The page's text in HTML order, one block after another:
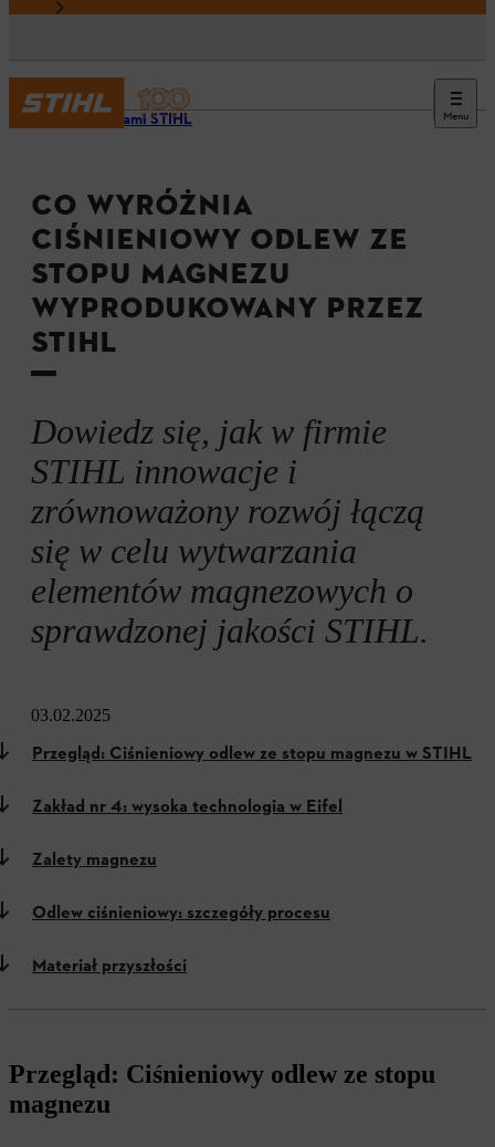
Menu
Za kulisami STIHL
CO WYRÓŻNIA
CIŚNIENIOWY ODLEW ZE
STOPU MAGNEZU
WYPRODUKOWANY PRZEZ
STIHL
Dowiedz się, jak w firmie
STIHL innowacje i
zrównoważony rozwój łączą
się w celu wytwarzania
elementów magnezowych o
sprawdzonej jakości STIHL.
03.02.2025
Przegląd: Ciśnieniowy odlew ze stopu magnezu w STIHL
Zakład nr 4: wysoka technologia w Eifel
Zalety magnezu
Odlew ciśnieniowy: szczegóły procesu
Materiał przyszłości
Przegląd: Ciśnieniowy odlew ze stopu
magnezu